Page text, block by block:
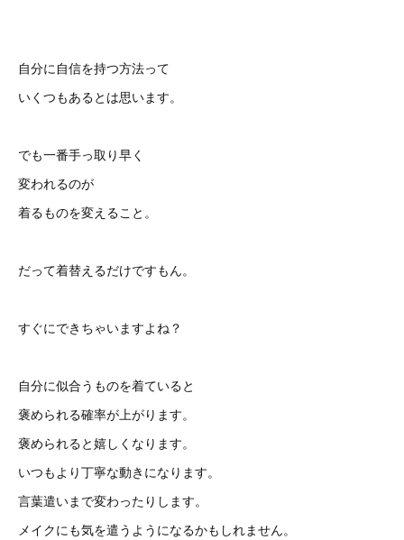
自分に自信を持つ方法って
いくつもあるとは思います。
でも一番手っ取り早く
変われるのが
着るものを変えること。
だって着替えるだけですもん。
すぐにできちゃいますよね？
自分に似合うものを着ていると
褒められる確率が上がります。
褒められると嬉しくなります。
いつもより丁寧な動きになります。
言葉遣いまで変わったりします。
メイクにも気を遣うようになるかもしれません。